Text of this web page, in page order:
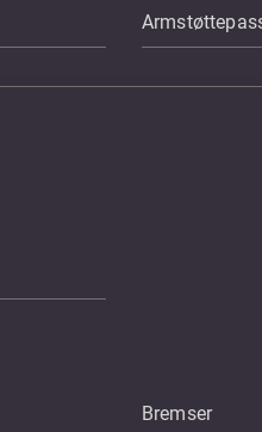
Bremser